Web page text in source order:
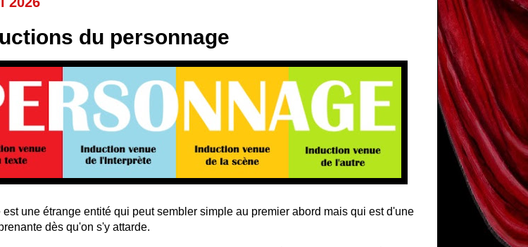
du personnage
est une étrange entité qui peut sembler simple au premier abord mais qui est d'une
dès qu'on s'y attarde.